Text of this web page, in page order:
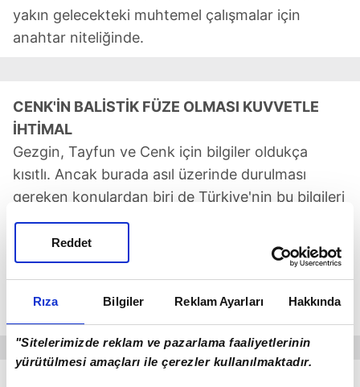
Rıza Bilgiler Reklam Ayarları Hakkında
"Sitelerimizde reklam ve pazarlama faaliyetlerinin
yürütülmesi amaçları ile çerezler kullanılmaktadır.
Reddet
yakın gelecekteki muhtemel çalışmalar için
anahtar niteliğinde.
CENK'İN BALİSTİK FÜZE OLMASI KUVVETLE
İHTİMAL
Gezgin, Tayfun ve Cenk için bilgiler oldukça
kısıtlı. Ancak burada asıl üzerinde durulması
gereken konulardan biri de Türkiye'nin bu bilgileri
açıklıyor oluşu... Normal şartlarda ülkeler bu tür
kabiliyetlerini mümkün olduğu kadar saklamayı
tercih eder. Türkiye ise kısa sürede açıkladığı
neden önemli?